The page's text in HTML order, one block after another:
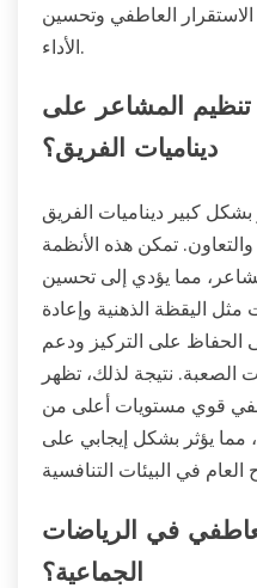
العاطفي وتحسين
الأداء.
المشاعر على
ديناميات الفريق؟
كبير ديناميات الفريق
تمكن هذه الأنظمة
مما يؤدي إلى تحسين
مثل اليقظة الذهنية وإعادة
الحفاظ على التركيز ودعم
نتيجة لذلك، تظهر
قوي مستويات أعلى من
مما يؤثر بشكل إيجابي على
في الرياضات
الجماعية؟